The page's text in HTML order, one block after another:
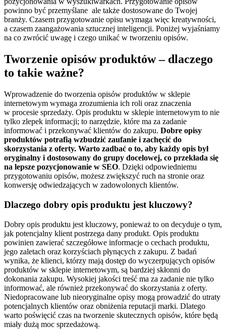
powinno być przemyślane ale także dostosowane do Twojej
branży. Czasem przygotowanie opisu wymaga więc kreatywności,
a czasem zaangażowania sztucznej inteligencji. Poniżej wyjaśniamy
na co zwrócić uwagę i czego unikać w tworzeniu opisów.
Tworzenie opisów produktów – dlaczego
to takie ważne?
Wprowadzenie do tworzenia opisów produktów w sklepie
internetowym wymaga zrozumienia ich roli oraz znaczenia
w procesie sprzedaży. Opis produktu w sklepie internetowym to nie
tylko zlepek informacji; to narzędzie, które ma za zadanie
informować i przekonywać klientów do zakupu. Dobre opisy
produktów potrafią wzbudzić zaufanie i zachęcić do
skorzystania z oferty. Warto zadbać o to, aby każdy opis był
oryginalny i dostosowany do grupy docelowej, co przekłada się
na lepsze pozycjonowanie w SEO. Dzięki odpowiedniemu
przygotowaniu opisów, możesz zwiększyć ruch na stronie oraz
konwersję odwiedzających w zadowolonych klientów.
Dlaczego dobry opis produktu jest kluczowy?
Dobry opis produktu jest kluczowy, ponieważ to on decyduje o tym,
jak potencjalny klient postrzega dany produkt. Opis produktu
powinien zawierać szczegółowe informacje o cechach produktu,
jego zaletach oraz korzyściach płynących z zakupu. Z badań
wynika, że klienci, którzy mają dostęp do wyczerpujących opisów
produktów w sklepie internetowym, są bardziej skłonni do
dokonania zakupu. Wysokiej jakości treść ma za zadanie nie tylko
informować, ale również przekonywać do skorzystania z oferty.
Niedopracowane lub nieoryginalne opisy mogą prowadzić do utraty
potencjalnych klientów oraz obniżenia reputacji marki. Dlatego
warto poświęcić czas na tworzenie skutecznych opisów, które będą
miały dużą moc sprzedażową.